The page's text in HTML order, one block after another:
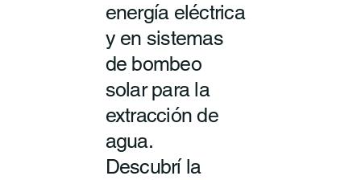
energía eléctrica
y en sistemas
de bombeo
solar para la
extracción de
agua.
Descubrí la